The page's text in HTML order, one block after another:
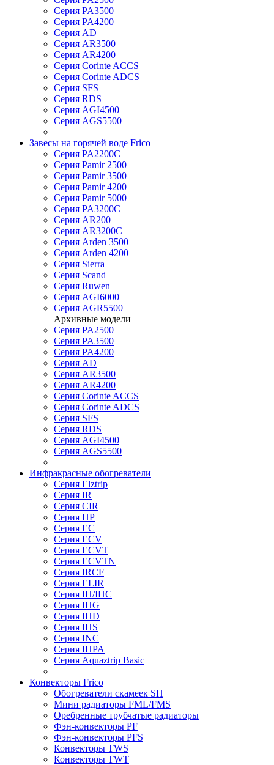
Серия PA3500
Серия PA4200
Серия AD
Серия AR3500
Серия AR4200
Серия Corinte ACCS
Серия Corinte ADCS
Серия SFS
Серия RDS
Серия AGI4500
Серия AGS5500
Завесы на горячей воде Frico
Серия PA2200C
Серия Pamir 2500
Серия Pamir 3500
Серия Pamir 4200
Серия Pamir 5000
Серия PA3200C
Серия AR200
Серия AR3200C
Серия Arden 3500
Серия Arden 4200
Серия Sierra
Серия Scand
Серия Ruwen
Серия AGI6000
Серия AGR5500
Архивные модели
Серия PA2500
Серия PA3500
Серия PA4200
Серия AD
Серия AR3500
Серия AR4200
Серия Corinte ACCS
Серия Corinte ADCS
Серия SFS
Серия RDS
Серия AGI4500
Серия AGS5500
Инфракрасные обогреватели
Серия Elztrip
Серия IR
Серия CIR
Серия HP
Серия EC
Серия ECV
Серия ECVT
Серия ECVTN
Серия IRCF
Серия ELIR
Серия IH/IHC
Серия IHG
Серия IHD
Серия IHS
Серия INC
Серия IHPA
Серия Aquaztrip Basic
Конвекторы Frico
Обогреватели скамеек SH
Мини радиаторы FML/FMS
Оребренные трубчатые радиаторы
Фэн-конвекторы PF
Фэн-конвекторы PFS
Конвекторы TWS
Конвекторы TWT